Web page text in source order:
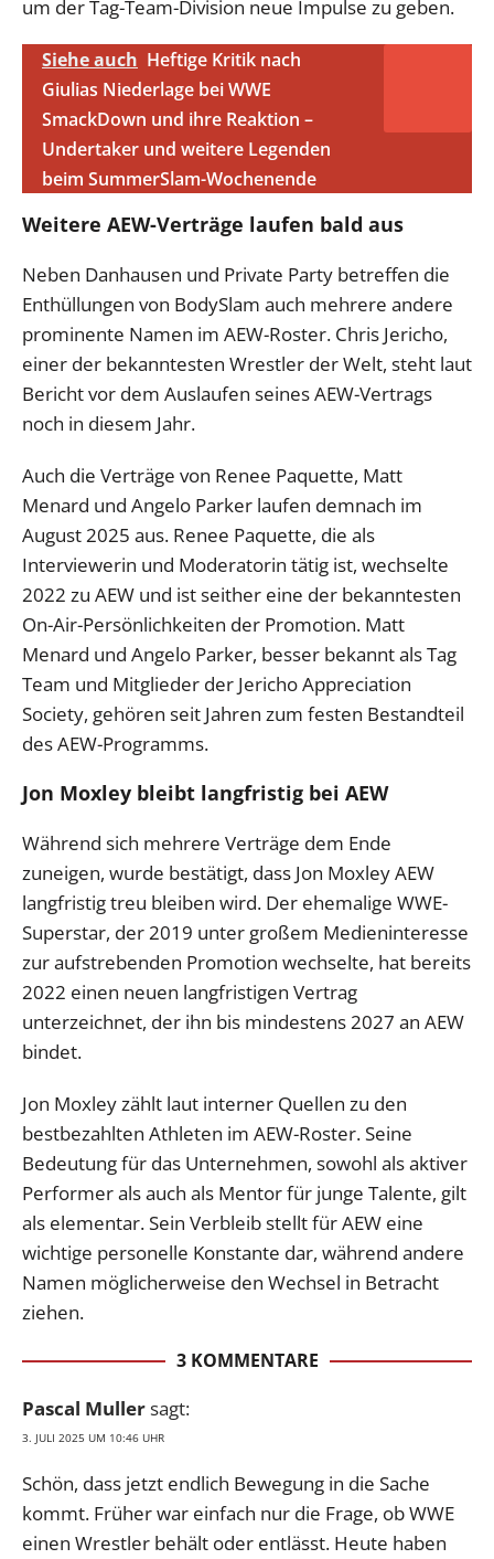
um der Tag-Team-Division neue Impulse zu geben.
Siehe auch Heftige Kritik nach
Giulias Niederlage bei WWE
SmackDown und ihre Reaktion –
Undertaker und weitere Legenden
beim SummerSlam-Wochenende
Weitere AEW-Verträge laufen bald aus
Neben Danhausen und Private Party betreffen die
Enthüllungen von BodySlam auch mehrere andere
prominente Namen im AEW-Roster. Chris Jericho,
einer der bekanntesten Wrestler der Welt, steht laut
Bericht vor dem Auslaufen seines AEW-Vertrags
noch in diesem Jahr.
Auch die Verträge von Renee Paquette, Matt
Menard und Angelo Parker laufen demnach im
August 2025 aus. Renee Paquette, die als
Interviewerin und Moderatorin tätig ist, wechselte
2022 zu AEW und ist seither eine der bekanntesten
On-Air-Persönlichkeiten der Promotion. Matt
Menard und Angelo Parker, besser bekannt als Tag
Team und Mitglieder der Jericho Appreciation
Society, gehören seit Jahren zum festen Bestandteil
des AEW-Programms.
Jon Moxley bleibt langfristig bei AEW
Während sich mehrere Verträge dem Ende
zuneigen, wurde bestätigt, dass Jon Moxley AEW
langfristig treu bleiben wird. Der ehemalige WWE-
Superstar, der 2019 unter großem Medieninteresse
zur aufstrebenden Promotion wechselte, hat bereits
2022 einen neuen langfristigen Vertrag
unterzeichnet, der ihn bis mindestens 2027 an AEW
bindet.
Jon Moxley zählt laut interner Quellen zu den
bestbezahlten Athleten im AEW-Roster. Seine
Bedeutung für das Unternehmen, sowohl als aktiver
Performer als auch als Mentor für junge Talente, gilt
als elementar. Sein Verbleib stellt für AEW eine
wichtige personelle Konstante dar, während andere
Namen möglicherweise den Wechsel in Betracht
ziehen.
3 KOMMENTARE
Pascal Mullersagt:
3. JULI 2025 UM 10:46 UHR
Schön, dass jetzt endlich Bewegung in die Sache
kommt. Früher war einfach nur die Frage, ob WWE
einen Wrestler behält oder entlässt. Heute haben